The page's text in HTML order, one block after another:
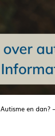
Autisme en dan?